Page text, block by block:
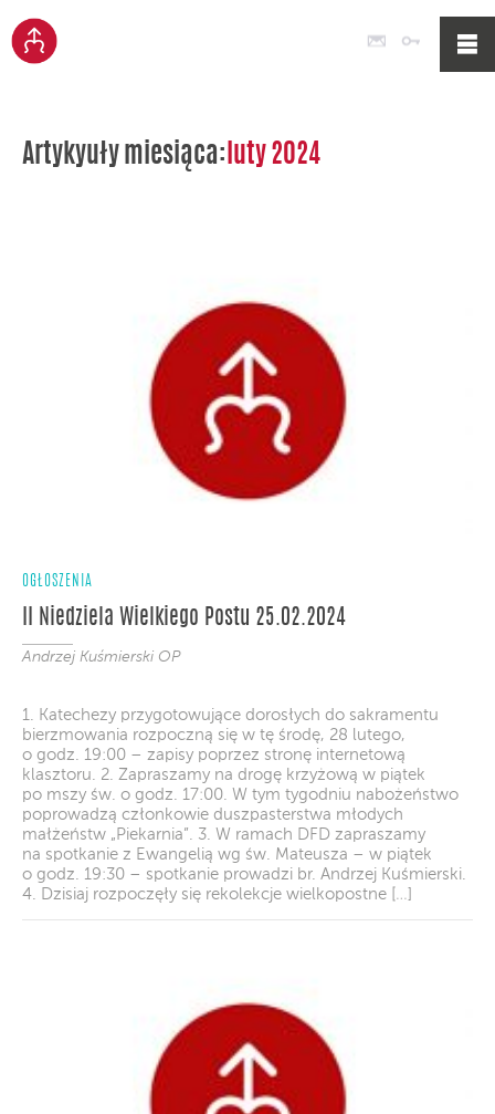
Poczta
Artykyuły miesiąca: luty 2024
OGŁOSZENIA
II Niedziela Wielkiego Postu 25.02.2024
Andrzej Kuśmierski OP
1. Katechezy przygotowujące dorosłych do sakramentu
bierzmowania rozpoczną się w tę środę, 28 lutego,
o godz. 19:00 – zapisy poprzez stronę internetową
klasztoru. 2. Zapraszamy na drogę krzyżową w piątek
po mszy św. o godz. 17:00. W tym tygodniu nabożeństwo
poprowadzą członkowie duszpasterstwa młodych
małżeństw „Piekarnia”. 3. W ramach DFD zapraszamy
na spotkanie z Ewangelią wg św. Mateusza – w piątek
o godz. 19:30 – spotkanie prowadzi br. Andrzej Kuśmierski.
4. Dzisiaj rozpoczęły się rekolekcje wielkopostne […]